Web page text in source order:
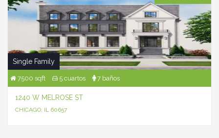
Single Family
7500 sqft 5 cuartos 7 baños
1240 W MELROSE ST
CHICAGO, IL 60657